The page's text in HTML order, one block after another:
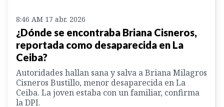
8:46 AM 17 abr. 2026
¿Dónde se encontraba Briana Cisneros,
reportada como desaparecida en La
Ceiba?
Autoridades hallan sana y salva a Briana Milagros
Cisneros Bustillo, menor desaparecida en La
Ceiba. La joven estaba con un familiar, confirma
la DPI.